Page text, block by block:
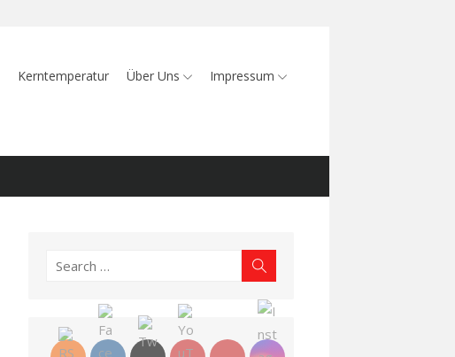
Kerntemperatur Über Uns Impressum
Search